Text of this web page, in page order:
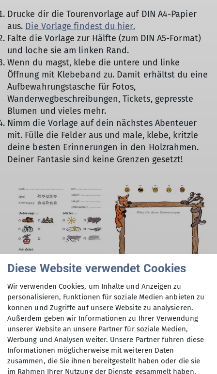
Drucke dir die Tourenvorlage auf DIN A4-Papier
aus. Die Vorlage findest du hier.
Falte die Vorlage zur Hälfte (zum DIN A5-Format)
und loche sie am linken Rand.
Wenn du magst, klebe die untere und linke
Öffnung mit Klebeband zu. Damit erhältst du eine
Aufbewahrungstasche für Fotos,
Wanderwegbeschreibungen, Tickets, gepresste
Blumen und vieles mehr.
Nimm die Vorlage auf dein nächstes Abenteuer
mit. Fülle die Felder aus und male, klebe, kritzle
deine besten Erinnerungen in den Holzrahmen.
Deiner Fantasie sind keine Grenzen gesetzt!
© DAV Augsburg, Familienbergsteigen
Diese Website verwendet Cookies
Wir verwenden Cookies, um Inhalte und Anzeigen zu
personalisieren, Funktionen für soziale Medien anbieten zu
können und Zugriffe auf unsere Website zu analysieren.
Außerdem geben wir Informationen zu Ihrer Verwendung
unserer Website an unsere Partner für soziale Medien,
Werbung und Analysen weiter. Unsere Partner führen diese
Informationen möglicherweise mit weiteren Daten
zusammen, die Sie ihnen bereitgestellt haben oder die sie
im Rahmen Ihrer Nutzung der Dienste gesammelt haben.